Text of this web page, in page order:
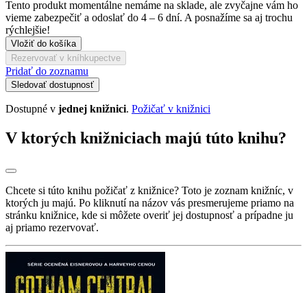
Tento produkt momentálne nemáme na sklade, ale zvyčajne vám ho
vieme zabezpečiť a odoslať do 4 – 6 dní. A posnažíme sa aj trochu
rýchlejšie!
Vložiť do košíka
Rezervovať v kníhkupectve
Pridať do zoznamu
Sledovať dostupnosť
Dostupné v jednej knižnici. Požičať v knižnici
V ktorých knižniciach majú túto knihu?
Chcete si túto knihu požičať z knižnice? Toto je zoznam knižníc, v
ktorých ju majú. Po kliknutí na názov vás presmerujeme priamo na
stránku knižnice, kde si môžete overiť jej dostupnosť a prípadne ju
aj priamo rezervovať.